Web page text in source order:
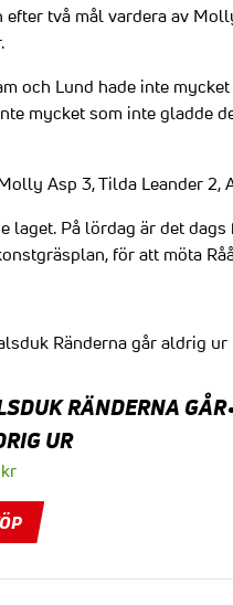
två mål vardera av
och Lund hade inte
mycket som inte gladde
Asp 3, Tilda Leander 2,
På lördag är det
för att möta
RÄNDERNA GÅR
UR
kr